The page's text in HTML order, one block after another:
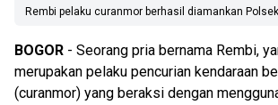
Rembi pelaku curanmor berhasil diamankan
BOGOR - Seorang pria bernama Rembi,
merupakan pelaku pencurian kendaraan
(curanmor) yang beraksi dengan